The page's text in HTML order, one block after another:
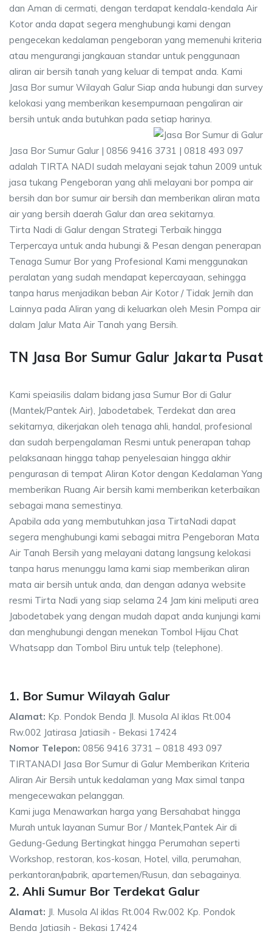
dan Aman di cermati, dengan terdapat kendala-kendala Air
Kotor anda dapat segera menghubungi kami dengan
pengecekan kedalaman pengeboran yang memenuhi kriteria
atau mengurangi jangkauan standar untuk penggunaan
aliran air bersih tanah yang keluar di tempat anda. Kami
Jasa Bor sumur Wilayah Galur Siap anda hubungi dan survey
kelokasi yang memberikan kesempurnaan pengaliran air
bersih untuk anda butuhkan pada setiap harinya.
Jasa Bor Sumur Galur | 0856 9416 3731 | 0818 493 097
adalah TIRTA NADI sudah melayani sejak tahun 2009 untuk
jasa tukang Pengeboran yang ahli melayani bor pompa air
bersih dan bor sumur air bersih dan memberikan aliran mata
air yang bersih daerah Galur dan area sekitarnya.
Tirta Nadi di Galur dengan Strategi Terbaik hingga
Terpercaya untuk anda hubungi & Pesan dengan penerapan
Tenaga Sumur Bor yang Profesional Kami menggunakan
peralatan yang sudah mendapat kepercayaan, sehingga
tanpa harus menjadikan beban Air Kotor / Tidak Jernih dan
Lainnya pada Aliran yang di keluarkan oleh Mesin Pompa air
dalam Jalur Mata Air Tanah yang Bersih.
TN Jasa Bor Sumur Galur Jakarta Pusat
Kami speiasilis dalam bidang jasa Sumur Bor di Galur
(Mantek/Pantek Air), Jabodetabek, Terdekat dan area
sekitarnya, dikerjakan oleh tenaga ahli, handal, profesional
dan sudah berpengalaman Resmi untuk penerapan tahap
pelaksanaan hingga tahap penyelesaian hingga akhir
pengurasan di tempat Aliran Kotor dengan Kedalaman Yang
memberikan Ruang Air bersih kami memberikan keterbaikan
sebagai mana semestinya.
Apabila ada yang membutuhkan jasa TirtaNadi dapat
segera menghubungi kami sebagai mitra Pengeboran Mata
Air Tanah Bersih yang melayani datang langsung kelokasi
tanpa harus menunggu lama kami siap memberikan aliran
mata air bersih untuk anda, dan dengan adanya website
resmi Tirta Nadi yang siap selama 24 Jam kini meliputi area
Jabodetabek yang dengan mudah dapat anda kunjungi kami
dan menghubungi dengan menekan Tombol Hijau Chat
Whatsapp dan Tombol Biru untuk telp (telephone).
1. Bor Sumur Wilayah Galur
Alamat: Kp. Pondok Benda Jl. Musola Al iklas Rt.004
Rw.002 Jatirasa Jatiasih - Bekasi 17424
Nomor Telepon: 0856 9416 3731 – 0818 493 097
TIRTANADI Jasa Bor Sumur di Galur Memberikan Kriteria
Aliran Air Bersih untuk kedalaman yang Max simal tanpa
mengecewakan pelanggan.
Kami juga Menawarkan harga yang Bersahabat hingga
Murah untuk layanan Sumur Bor / Mantek,Pantek Air di
Gedung-Gedung Bertingkat hingga Perumahan seperti
Workshop, restoran, kos-kosan, Hotel, villa, perumahan,
perkantoran/pabrik, apartemen/Rusun, dan sebagainya.
2. Ahli Sumur Bor Terdekat Galur
Alamat: Jl. Musola Al iklas Rt.004 Rw.002 Kp. Pondok
Benda Jatiasih - Bekasi 17424